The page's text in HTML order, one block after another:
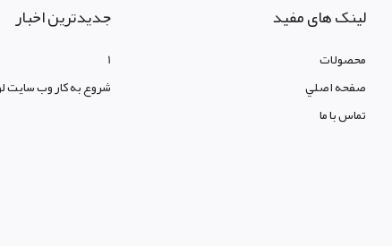
لینک های مفید
محصولات
صفحه اصلي
تماس با ما
جدیدترین اخبار
1
شروع به کار وب سایت